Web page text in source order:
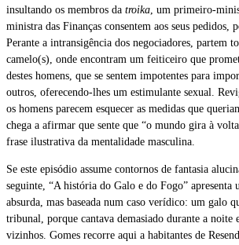
insultando os membros da troika , um primeiro-
ministra das Finanças consentem aos seus pedidos,
Perante a intransigência dos negociadores, partem
camelo(s), onde encontram um feiticeiro que
destes homens, que se sentem impotentes para
outros, oferecendo-lhes um estimulante sexual.
os homens parecem esquecer as medidas que
chega a afirmar que sente que “o mundo gira à
frase ilustrativa da mentalidade masculina.
Se este episódio assume contornos de fantasia
seguinte, “A história do Galo e do Fogo” apresenta
absurda, mas baseada num caso verídico: um galo
tribunal, porque cantava demasiado durante a noite
vizinhos. Gomes recorre aqui a habitantes de